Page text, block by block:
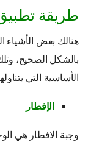
طريقة
هنالك بعض الأشياء
بالشكل الصحيح،
الأساسية التي
الإفطار
وجبة الافطار هي